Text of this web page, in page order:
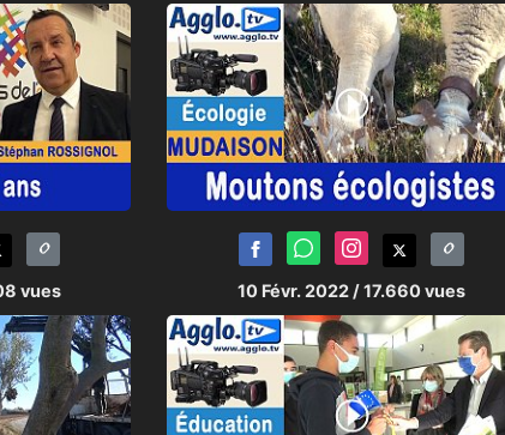
vues 10 Févr. 2022 / 17.660 vues